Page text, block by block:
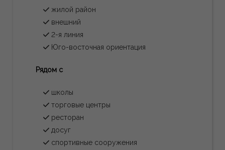
жилой район
внешний
2-я линия
Юго-восточная ориентация
Рядом с
школы
торговые центры
ресторан
досуг
спортивные сооружения